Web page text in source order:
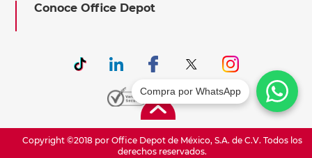
Conoce Office Depot
Copyright ©2018 por Office Depot de México, S.A. de C.V. Todos los
derechos reservados.
Compra por WhatsApp